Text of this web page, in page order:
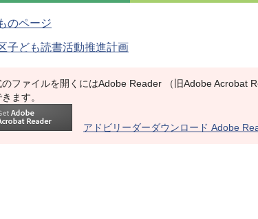
のページ
子ども読書活動推進計画
のファイルを開くにはAdobe Reader （旧Adobe Acrobat
ます。
アドビリーダーダウンロード Adobe